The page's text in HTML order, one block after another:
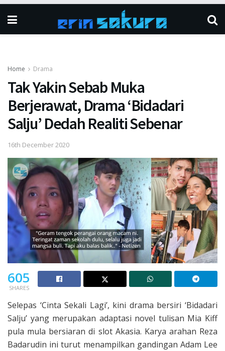
Home Drama
Tak Yakin Sebab Muka
Berjerawat, Drama ‘Bidadari
Salju’ Dedah Realiti Sebenar
16th December 2020
605
SHARES
Selepas ‘Cinta Sekali Lagi’, kini drama bersiri ‘Bidadari
Salju’ yang merupakan adaptasi novel tulisan Mia Kiff
pula mula bersiaran di slot Akasia. Karya arahan Reza
Badarudin ini turut menampilkan gandingan Adam Lee